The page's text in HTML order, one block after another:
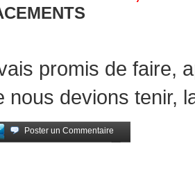
promis de faire,
nous devions tenir,
Poster un Commentaire